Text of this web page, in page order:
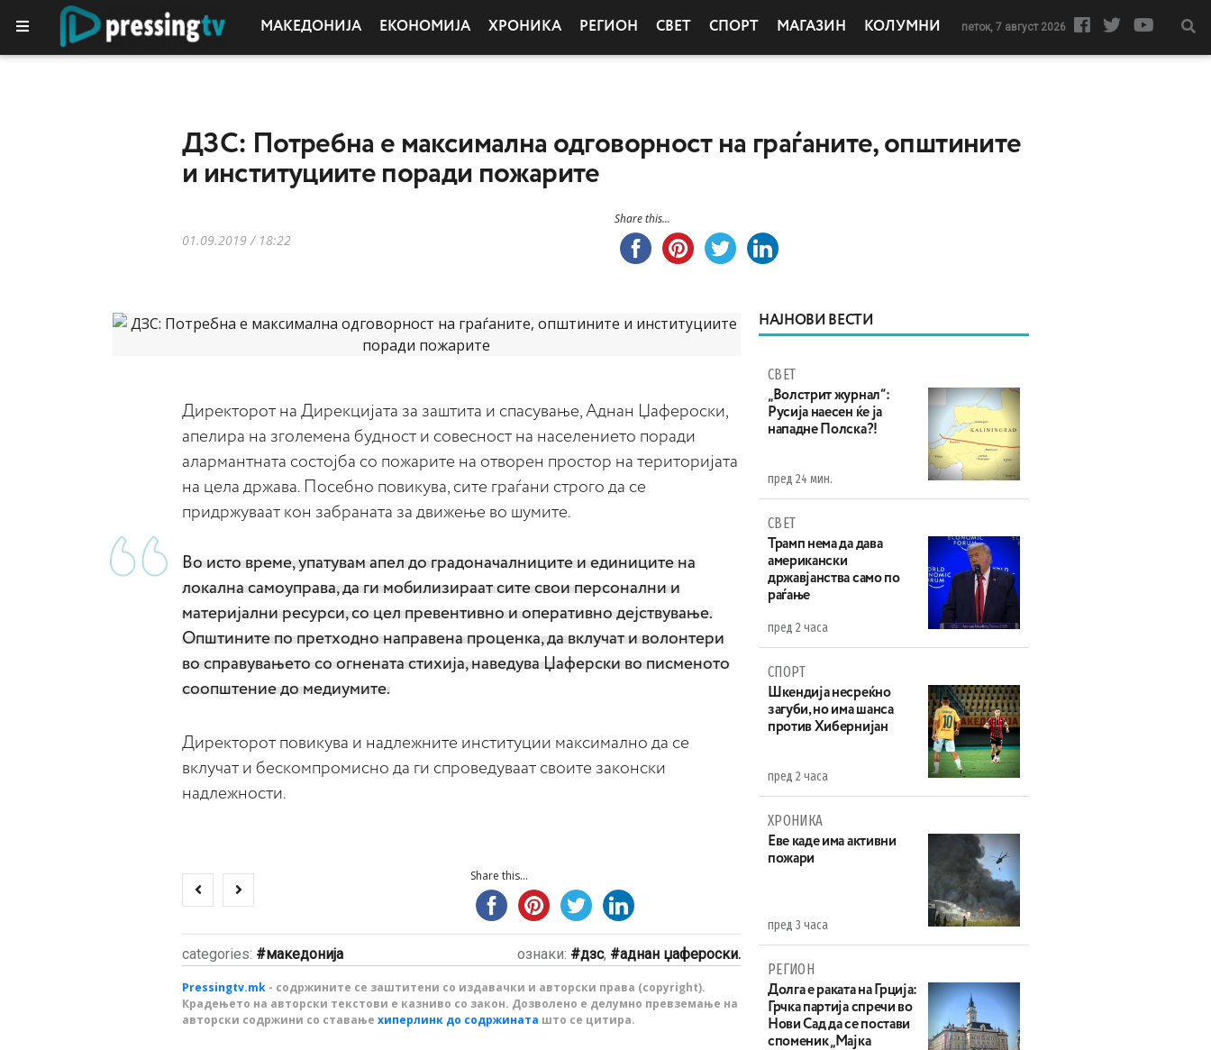
МАКЕДОНИЈА ЕКОНОМИЈА ХРОНИКА РЕГИОН СВЕТ СПОРТ МАГАЗИН КОЛУМНИ петок, 7 август 2026
ДЗС: Потребна е максимална одговорност на граѓаните, општините
и институциите поради пожарите
01.09.2019 / 18:22
Share this...
Директорот на Дирекцијата за заштита и спасување, Аднан Џафероски,
апелира на зголемена будност и совесност на населението поради
алармантната состојба со пожарите на отворен простор на територијата
на цела држава. Посебно повикува, сите граѓани строго да се
придржуваат кон забраната за движење во шумите.
Во исто време, упатувам апел до градоначалниците и единиците на
локална самоуправа, да ги мобилизираат сите свои персонални и
материјални ресурси, со цел превентивно и оперативно дејствување.
Општините по претходно направена проценка, да вклучат и волонтери
во справувањето со огнената стихија, наведува Џаферски во писмeното
соопштениe до медиумите.
Директорот повикува и надлежните институции максимално да се
вклучат и бескомпромисно да ги спроведуваат своите законски
надлежности.
Share this...
categories: македонија ознаки: дзс, аднан џафероски.
Pressingtv.mk - содржините се заштитени со издавачки и авторски права (copyright).
Крадењето на авторски текстови е казниво со закон. Дозволено е делумно превземање на
авторски содржини со ставање хиперлинк до содржината што се цитира.
НАЈНОВИ ВЕСТИ
СВЕТ
„Волстрит журнал“:
Русија наесен ќе ја
нападне Полска?!
пред 24 мин.
СВЕТ
Трамп нема да дава
американски
државјанства само по
раѓање
пред 2 часа
СПОРТ
Шкендија несреќно
загуби, но има шанса
против Хибернијан
пред 2 часа
ХРОНИКА
Eве каде има активни
пожари
пред 3 часа
РЕГИОН
Долга е раката на Грција:
Грчка партија спречи во
Нови Сад да се постави
споменик „Мајка